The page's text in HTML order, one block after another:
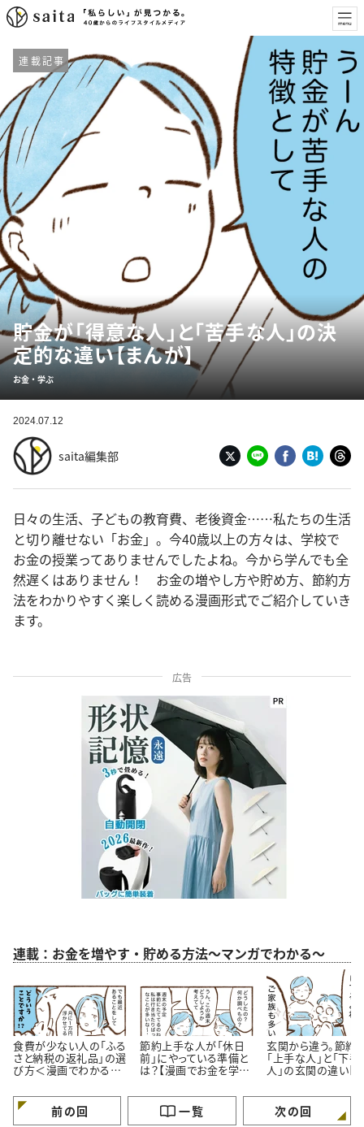
連載記事
貯金が「得意な人」と「苦手な人」の決
定的な違い【まんが】
お金・学ぶ
2024.07.12
saita編集部
日々の生活、子どもの教育費、老後資金……私たちの生活
と切り離せない「お金」。今40歳以上の方々は、学校で
お金の授業ってありませんでしたよね。今から学んでも全
然遅くはありません！ お金の増やし方や貯め方、節約方
法をわかりやすく楽しく読める漫画形式でご紹介していき
ます。
広告
連載：お金を増やす・貯める方法～マンガでわかる～
食費が少ない人の「ふる
さと納税の返礼品」の選
び方＜漫画でわかるお
節約上手な人が「休日
前」にやっている準備と
は？【漫画でお金を学
玄関から違う。節約
「上手な人」と「下
人」の玄関の違い【
前の回 一覧 次の回